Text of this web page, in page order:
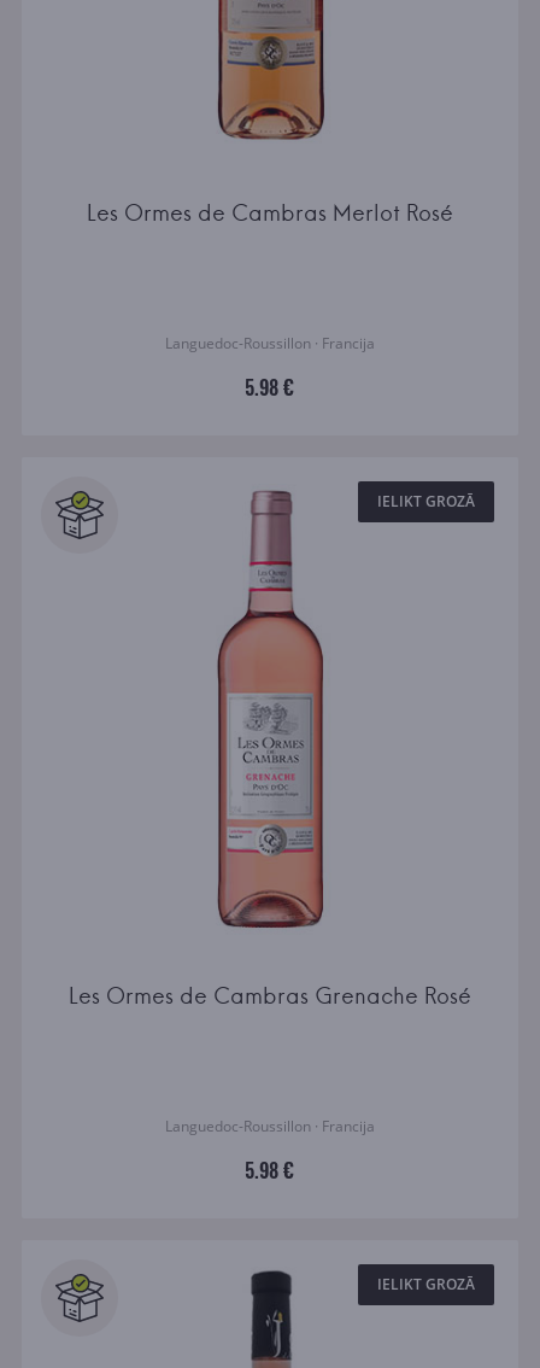
Les Ormes de Cambras Merlot Rosé
Languedoc-Roussillon · Francija
5.98 €
IELIKT GROZĀ
Les Ormes de Cambras Grenache Rosé
Languedoc-Roussillon · Francija
5.98 €
IELIKT GROZĀ